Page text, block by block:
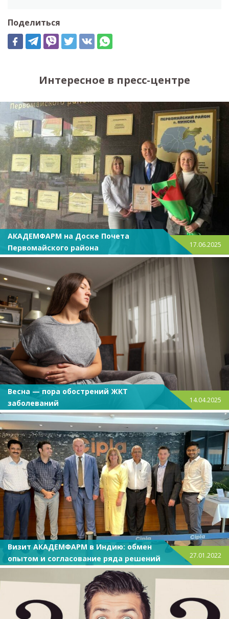
Поделиться
Интересное в пресс-центре
АКАДЕМФАРМ на Доске Почета
Первомайского района
17.06.2025
Весна — пора обострений ЖКТ
заболеваний
14.04.2025
Визит АКАДЕМФАРМ в Индию: обмен
опытом и согласование ряда решений
27.01.2022